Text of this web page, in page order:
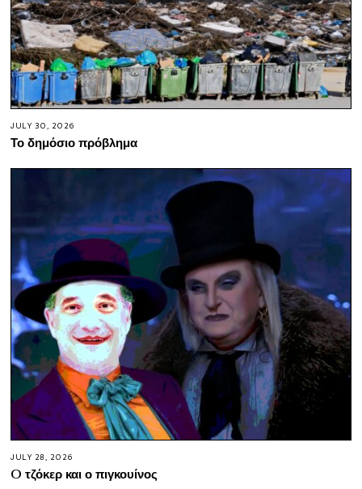
JULY 30, 2026
Το δημόσιο πρόβλημα
JULY 28, 2026
O τζόκερ και ο πιγκουίνος